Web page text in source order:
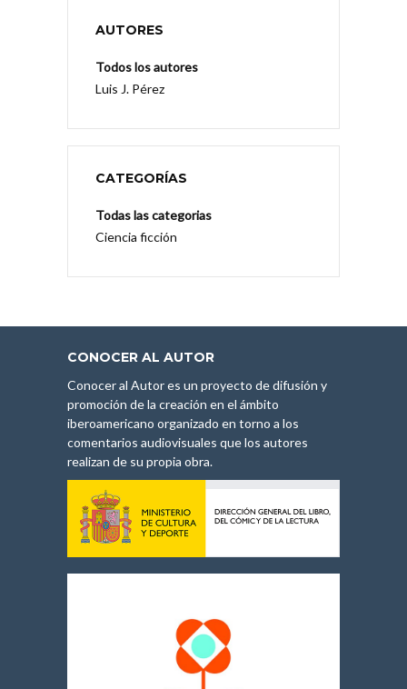
AUTORES
Todos los autores
Luis J. Pérez
CATEGORÍAS
Todas las categorias
Ciencia ficción
CONOCER AL AUTOR
Conocer al Autor es un proyecto de difusión y
promoción de la creación en el ámbito
iberoamericano organizado en torno a los
comentarios audiovisuales que los autores
realizan de su propia obra.